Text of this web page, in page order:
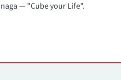
— "Cube your Life".